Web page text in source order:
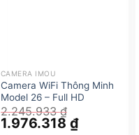
CAMERA IMOU
Camera WiFi Thông Minh
Model 26 – Full HD
2.245.933₫
Giá
1.976.318 ₫Giá